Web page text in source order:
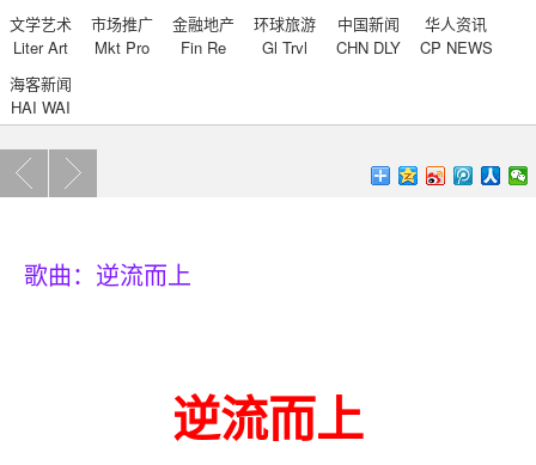
文学艺术
Liter Art
市场推广
Mkt Pro
金融地产
Fin Re
环球旅游
Gl Trvl
中国新闻
CHN DLY
华人资讯
CP NEWS
海客新闻
HAI WAI
歌曲：逆流而上
逆流而上